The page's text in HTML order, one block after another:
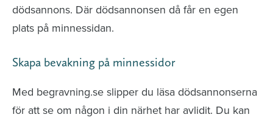
dödsannons. Där dödsannonsen då får en egen
plats på minnessidan.
Skapa bevakning på minnessidor
Med begravning.se slipper du läsa dödsannonserna
för att se om någon i din närhet har avlidit. Du kan